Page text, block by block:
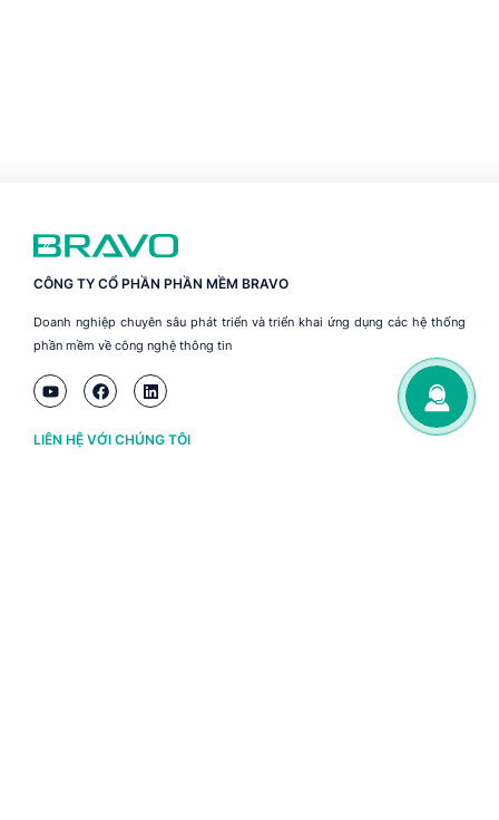
CÔNG TY CỔ PHẦN PHẦN MỀM BRAVO
Doanh nghiệp chuyên sâu phát triển và triển khai ứng dụng các hệ thống
phần mềm về công nghệ thông tin
LIÊN HỆ VỚI CHÚNG TÔI